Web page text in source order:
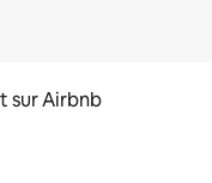
sur Airbnb